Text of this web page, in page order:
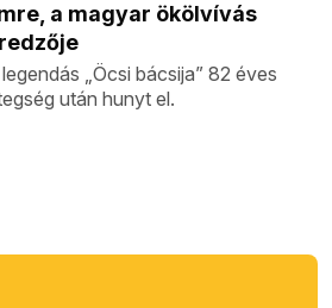
a magyar ökölvívás
„Öcsi bácsija” 82 éves
után hunyt el.